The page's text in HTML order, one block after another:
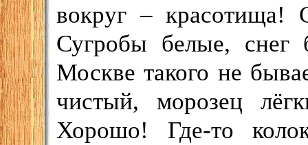
вокруг – красотища!
Сугробы белые, снег
Москве такого не
чистый, морозец
Хорошо! Где-то